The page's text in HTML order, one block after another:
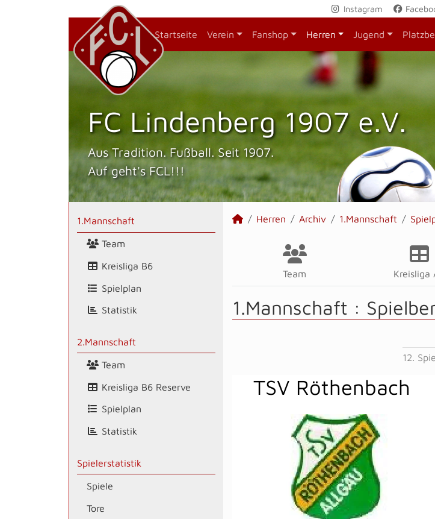
Instagram
Startseite Verein Fanshop Herren Jugend
FC Lindenberg 1907 e.V.
Aus Tradition. Fußball. Seit 1907.
Auf geht's FCL!!!
1.Mannschaft
Team
Kreisliga B6
Spielplan
Statistik
2.Mannschaft
Team
Kreisliga B6 Reserve
Spielplan
Statistik
Spielerstatistik
Spiele
Tore
Herren Archiv 1.Mannschaft
Team Kreisliga
1.Mannschaft :
12.
TSV Röthenbach